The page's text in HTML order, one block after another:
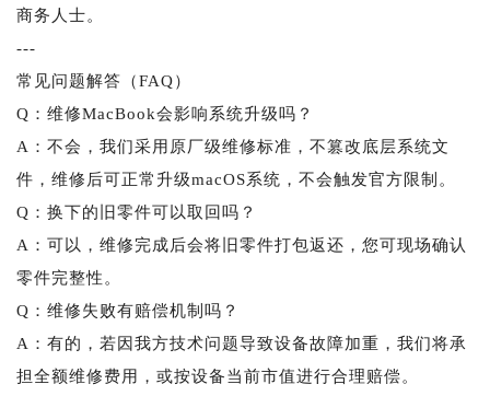
商务人士。
---
常见问题解答（FAQ）
Q：维修MacBook会影响系统升级吗？
A：不会，我们采用原厂级维修标准，不篡改底层系统文
件，维修后可正常升级macOS系统，不会触发官方限制。
Q：换下的旧零件可以取回吗？
A：可以，维修完成后会将旧零件打包返还，您可现场确认
零件完整性。
Q：维修失败有赔偿机制吗？
A：有的，若因我方技术问题导致设备故障加重，我们将承
担全额维修费用，或按设备当前市值进行合理赔偿。